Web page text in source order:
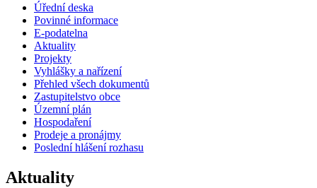
Úřední deska
Povinné informace
E-podatelna
Aktuality
Projekty
Vyhlášky a nařízení
Přehled všech dokumentů
Zastupitelstvo obce
Územní plán
Hospodaření
Prodeje a pronájmy
Poslední hlášení rozhasu
Aktuality